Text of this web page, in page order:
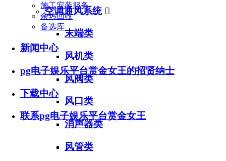
施工安装服务
余热回收
备选库
新闻中心
pg电子娱乐平台赏金女王的招贤纳士
下载中心
联系pg电子娱乐平台赏金女王
空调通风系统 
末端类
风机类
风阀类
风口类
消声器类
风管类